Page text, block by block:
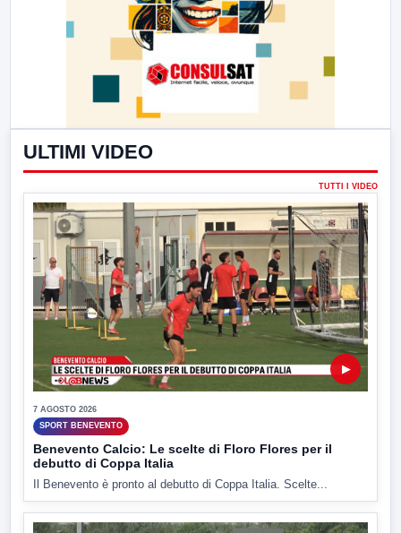
ULTIMI VIDEO
TUTTI I VIDEO
▶
7 AGOSTO 2026
SPORT BENEVENTO
Benevento Calcio: Le scelte di Floro Flores per il
debutto di Coppa Italia
Il Benevento è pronto al debutto di Coppa Italia. Scelte...